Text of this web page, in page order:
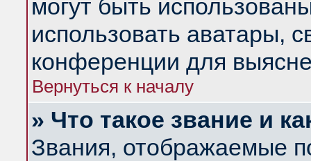
могут быть
использовать аватары,
конференции для
Вернуться к началу
» Что такое звание и
Звания, отображаемые